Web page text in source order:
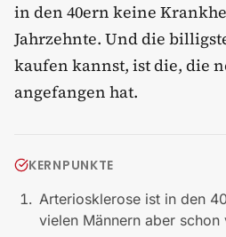
in den 40ern keine
Jahrzehnte. Und die
kaufen kannst, ist die, die
angefangen hat.
KERNPUNKTE
Arteriosklerose ist in den
vielen Männern aber schon